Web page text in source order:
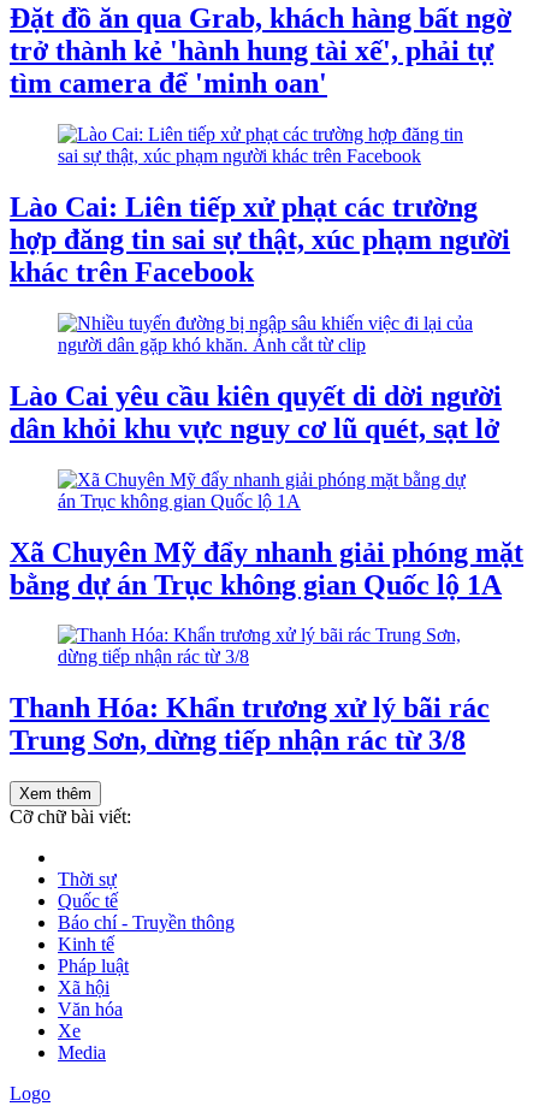
Đặt đồ ăn qua Grab, khách hàng bất ngờ
trở thành kẻ 'hành hung tài xế', phải tự
tìm camera để 'minh oan'
Lào Cai: Liên tiếp xử phạt các trường
hợp đăng tin sai sự thật, xúc phạm người
khác trên Facebook
Lào Cai yêu cầu kiên quyết di dời người
dân khỏi khu vực nguy cơ lũ quét, sạt lở
Xã Chuyên Mỹ đẩy nhanh giải phóng mặt
bằng dự án Trục không gian Quốc lộ 1A
Thanh Hóa: Khẩn trương xử lý bãi rác
Trung Sơn, dừng tiếp nhận rác từ 3/8
Xem thêm
Cỡ chữ bài viết:
Thời sự
Quốc tế
Báo chí - Truyền thông
Kinh tế
Pháp luật
Xã hội
Văn hóa
Xe
Media
Logo